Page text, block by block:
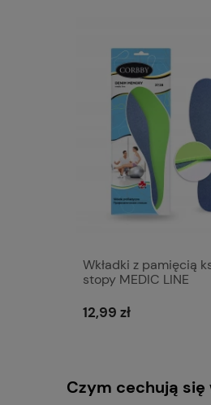
Wkładki z pamięcią
stopy MEDIC LINE
12,99 zł
Czym cechują się